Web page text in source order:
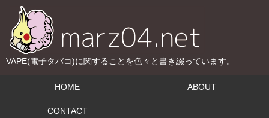
VAPE(電子タバコ)に関することを色々と書き綴っています。
HOME ABOUT
CONTACT